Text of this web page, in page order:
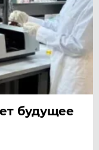
будущее